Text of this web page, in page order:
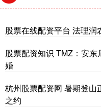
股票在线配资平台 法理
股票配资知识 TMZ：安
婚
杭州股票配资网 暑期登山
之约